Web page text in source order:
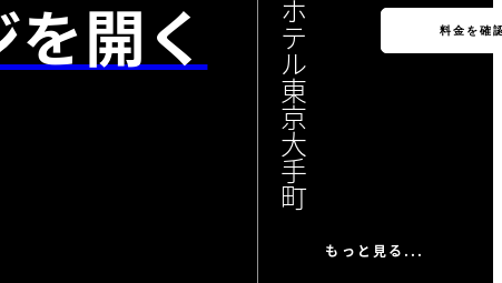
開く ホ
テ
ル
東
京
大
手
町
もっと見る...
料金を確